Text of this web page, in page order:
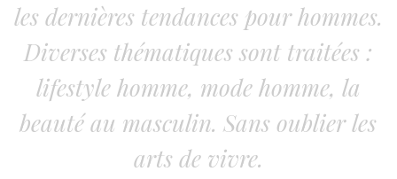
les dernières tendances pour hommes.
Diverses thématiques sont traitées :
lifestyle homme, mode homme, la
beauté au masculin. Sans oublier les
arts de vivre.